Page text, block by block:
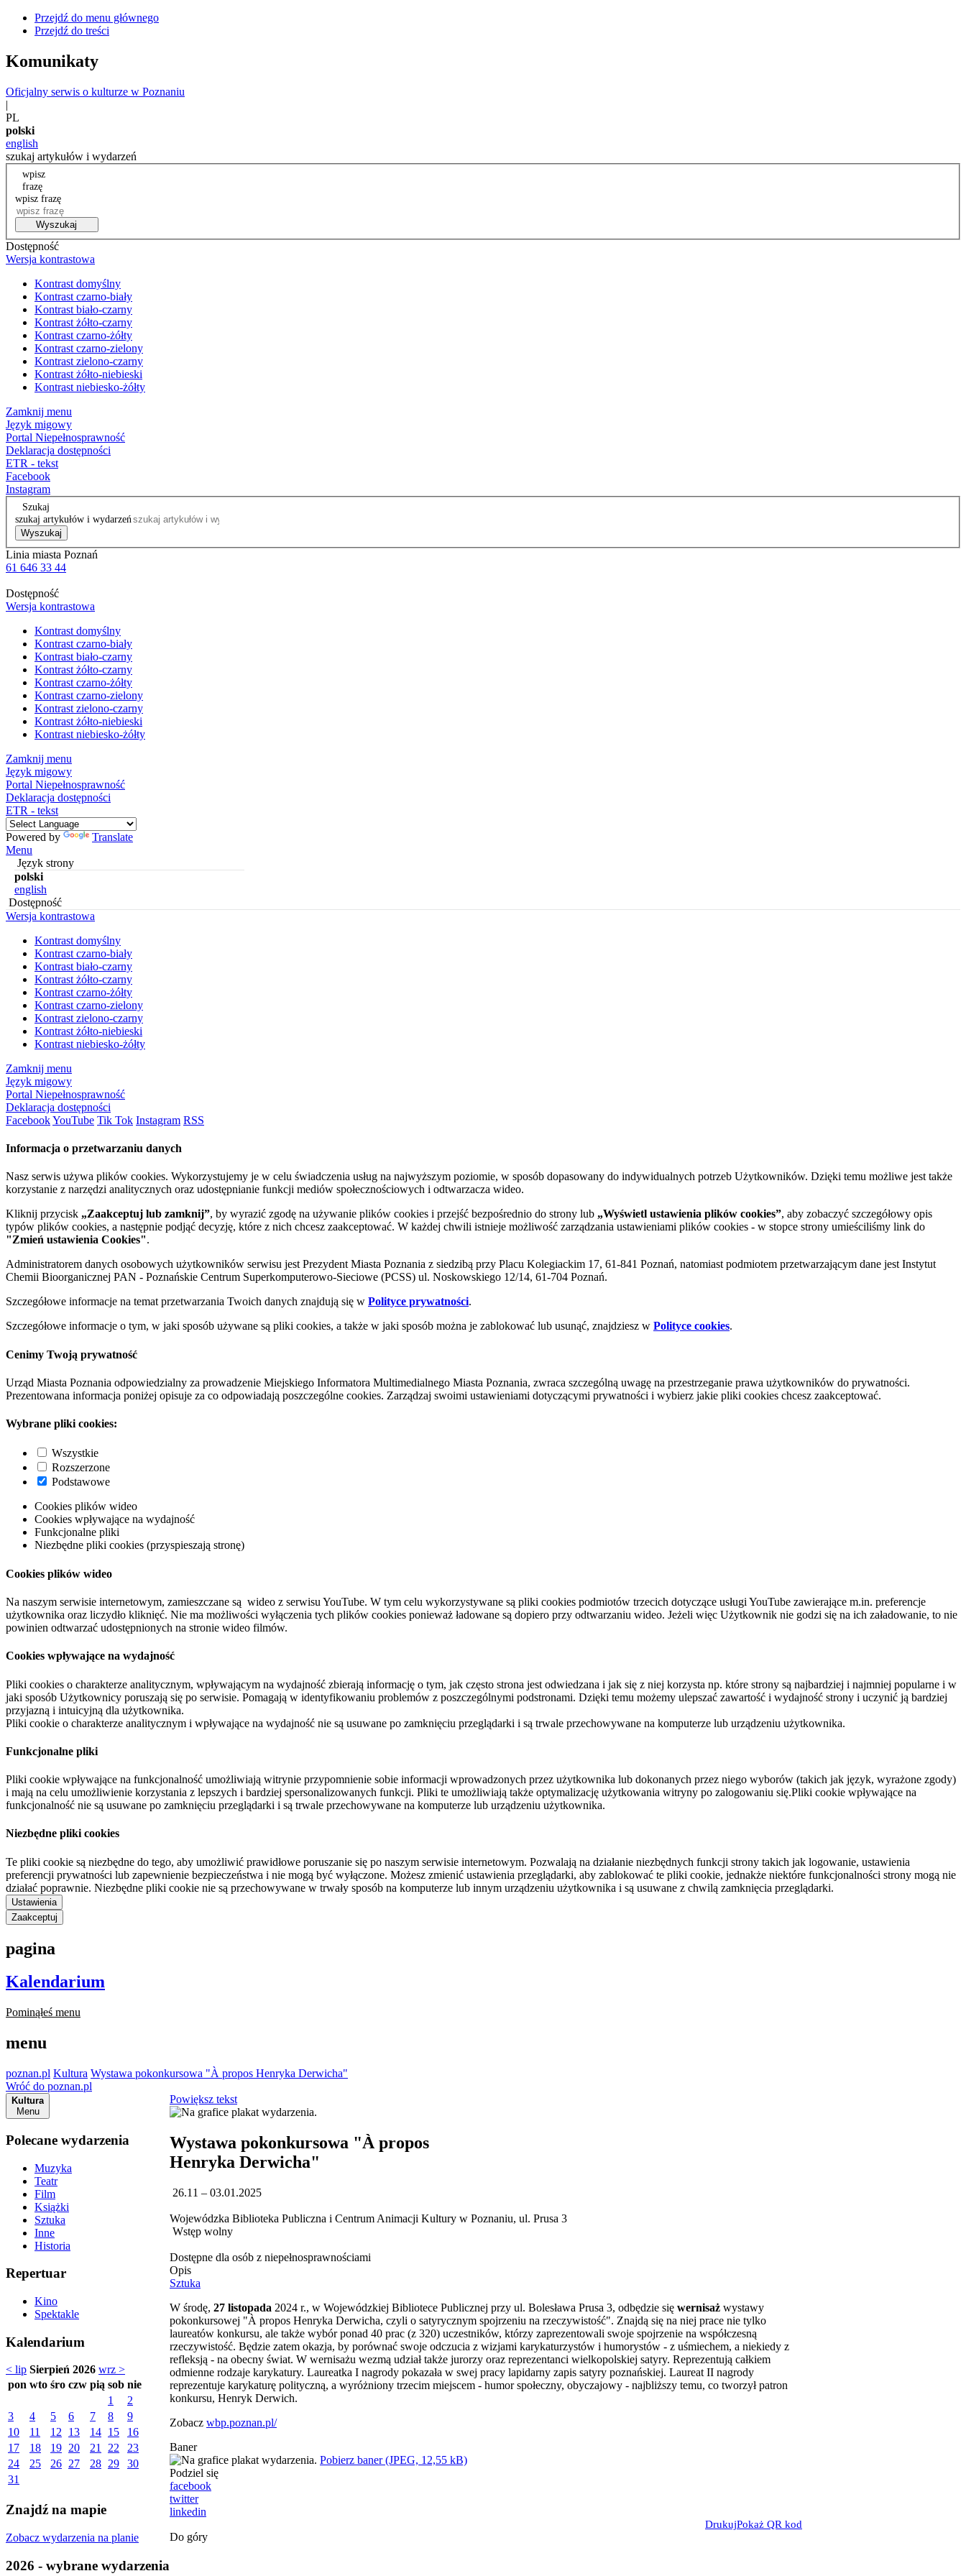
Przejdź do menu głównego
Przejdź do treści
Komunikaty
Oficjalny serwis o kulturze w Poznaniu
|
PL
polski
english
szukaj artykułów i wydarzeń
wpisz
frazę
wpisz frazę
Wyszukaj
Dostępność
Wersja kontrastowa
Kontrast domyślny
Kontrast czarno-biały
Kontrast biało-czarny
Kontrast żółto-czarny
Kontrast czarno-żółty
Kontrast czarno-zielony
Kontrast zielono-czarny
Kontrast żółto-niebieski
Kontrast niebiesko-żółty
Zamknij menu
Język migowy
Portal Niepełnosprawność
Deklaracja dostępności
ETR - tekst
Facebook
Instagram
Szukaj
szukaj artykułów i wydarzeń
Wyszukaj
Linia miasta Poznań
61 646 33 44
Dostępność
Wersja kontrastowa
Kontrast domyślny
Kontrast czarno-biały
Kontrast biało-czarny
Kontrast żółto-czarny
Kontrast czarno-żółty
Kontrast czarno-zielony
Kontrast zielono-czarny
Kontrast żółto-niebieski
Kontrast niebiesko-żółty
Zamknij menu
Język migowy
Portal Niepełnosprawność
Deklaracja dostępności
ETR - tekst
Powered by
Translate
Menu
Język strony
polski
english
Dostępność
Wersja kontrastowa
Kontrast domyślny
Kontrast czarno-biały
Kontrast biało-czarny
Kontrast żółto-czarny
Kontrast czarno-żółty
Kontrast czarno-zielony
Kontrast zielono-czarny
Kontrast żółto-niebieski
Kontrast niebiesko-żółty
Zamknij menu
Język migowy
Portal Niepełnosprawność
Deklaracja dostępności
FacebookYouTube Tik Tok Instagram RSS
Informacja o przetwarzaniu danych
Nasz serwis używa plików cookies. Wykorzystujemy je w celu świadczenia usług na najwyższym poziomie, w sposób dopasowany do indywidualnych potrzeb Użytkowników. Dzięki temu możliwe jest także
korzystanie z narzędzi analitycznych oraz udostępnianie funkcji mediów społecznościowych i odtwarzacza wideo.
Kliknij przycisk „Zaakceptuj lub zamknij”, by wyrazić zgodę na używanie plików cookies i przejść bezpośrednio do strony lub „Wyświetl ustawienia plików cookies”, aby zobaczyć szczegółowy opis
typów plików cookies, a następnie podjąć decyzję, które z nich chcesz zaakceptować. W każdej chwili istnieje możliwość zarządzania ustawieniami plików cookies - w stopce strony umieściliśmy link do
"Zmień ustawienia Cookies".
Administratorem danych osobowych użytkowników serwisu jest Prezydent Miasta Poznania z siedzibą przy Placu Kolegiackim 17, 61-841 Poznań, natomiast podmiotem przetwarzającym dane jest Instytut
Chemii Bioorganicznej PAN - Poznańskie Centrum Superkomputerowo-Sieciowe (PCSS) ul. Noskowskiego 12/14, 61-704 Poznań.
Szczegółowe informacje na temat przetwarzania Twoich danych znajdują się w Polityce prywatności.
Szczegółowe informacje o tym, w jaki sposób używane są pliki cookies, a także w jaki sposób można je zablokować lub usunąć, znajdziesz w Polityce cookies.
Cenimy Twoją prywatność
Urząd Miasta Poznania odpowiedzialny za prowadzenie Miejskiego Informatora Multimedialnego Miasta Poznania, zwraca szczególną uwagę na przestrzeganie prawa użytkowników do prywatności.
Prezentowana informacja poniżej opisuje za co odpowiadają poszczególne cookies. Zarządzaj swoimi ustawieniami dotyczącymi prywatności i wybierz jakie pliki cookies chcesz zaakceptować.
Wybrane pliki cookies:
Wszystkie
Rozszerzone
Podstawowe
Cookies plików wideo
Cookies wpływające na wydajność
Funkcjonalne pliki
Niezbędne pliki cookies (przyspieszają stronę)
Cookies plików wideo
Na naszym serwisie internetowym, zamieszczane są wideo z serwisu YouTube. W tym celu wykorzystywane są pliki cookies podmiotów trzecich dotyczące usługi YouTube zawierające m.in. preferencje
użytkownika oraz liczydło kliknięć. Nie ma możliwości wyłączenia tych plików cookies ponieważ ładowane są dopiero przy odtwarzaniu wideo. Jeżeli więc Użytkownik nie godzi się na ich załadowanie, to nie
powinien odtwarzać udostępnionych na stronie wideo filmów.
Cookies wpływające na wydajność
Pliki cookies o charakterze analitycznym, wpływającym na wydajność zbierają informację o tym, jak często strona jest odwiedzana i jak się z niej korzysta np. które strony są najbardziej i najmniej popularne i w
jaki sposób Użytkownicy poruszają się po serwisie. Pomagają w identyfikowaniu problemów z poszczególnymi podstronami. Dzięki temu możemy ulepszać zawartość i wydajność strony i uczynić ją bardziej
przyjazną i intuicyjną dla użytkownika.
Pliki cookie o charakterze analitycznym i wpływające na wydajność nie są usuwane po zamknięciu przeglądarki i są trwale przechowywane na komputerze lub urządzeniu użytkownika.
Funkcjonalne pliki
Pliki cookie wpływające na funkcjonalność umożliwiają witrynie przypomnienie sobie informacji wprowadzonych przez użytkownika lub dokonanych przez niego wyborów (takich jak język, wyrażone zgody)
i mają na celu umożliwienie korzystania z lepszych i bardziej spersonalizowanych funkcji. Pliki te umożliwiają także optymalizację użytkowania witryny po zalogowaniu się.Pliki cookie wpływające na
funkcjonalność nie są usuwane po zamknięciu przeglądarki i są trwale przechowywane na komputerze lub urządzeniu użytkownika.
Niezbędne pliki cookies
Te pliki cookie są niezbędne do tego, aby umożliwić prawidłowe poruszanie się po naszym serwisie internetowym. Pozwalają na działanie niezbędnych funkcji strony takich jak logowanie, ustawienia
preferencji prywatności lub zapewnienie bezpieczeństwa i nie mogą być wyłączone. Możesz zmienić ustawienia przeglądarki, aby zablokować te pliki cookie, jednakże niektóre funkcjonalności strony mogą nie
działać poprawnie. Niezbędne pliki cookie nie są przechowywane w trwały sposób na komputerze lub innym urządzeniu użytkownika i są usuwane z chwilą zamknięcia przeglądarki.
Ustawienia
Zaakceptuj
pagina
Kalendarium
Pominąłeś menu
menu
poznan.pl Kultura Wystawa pokonkursowa "À propos Henryka Derwicha"
Wróć do poznan.pl
Kultura
Menu
Polecane wydarzenia
Muzyka
Teatr
Film
Książki
Sztuka
Inne
Historia
Repertuar
Kino
Spektakle
Kalendarium
< lip Sierpień 2026 wrz >
pon wto śro czw pią sob nie
1
2
3
4 5 6 7 8
9
10
11 12 13 14 15
16
17
18 19 20 21 22
23
24
25 26 27 28 29
30
31
Znajdź na mapie
Zobacz wydarzenia na planie
2026 - wybrane wydarzenia
Powiększ tekst
Wystawa pokonkursowa "À propos
Henryka Derwicha"
26.11 – 03.01.2025
Wojewódzka Biblioteka Publiczna i Centrum Animacji Kultury w Poznaniu, ul. Prusa 3
Wstęp wolny
Dostępne dla osób z niepełnosprawnościami
Opis
Sztuka
W środę, 27 listopada 2024 r., w Wojewódzkiej Bibliotece Publicznej przy ul. Bolesława Prusa 3, odbędzie się wernisaż wystawy
pokonkursowej "À propos Henryka Derwicha, czyli o satyrycznym spojrzeniu na rzeczywistość". Znajdą się na niej prace nie tylko
laureatów konkursu, ale także wybór ponad 40 prac (z 320) uczestników, którzy zaprezentowali swoje spojrzenie na współczesną
rzeczywistość. Będzie zatem okazja, by porównać swoje odczucia z wizjami karykaturzystów i humorystów - z uśmiechem, a niekiedy z
refleksją - na obecny świat. W wernisażu wezmą udział także jurorzy oraz reprezentanci wielkopolskiej satyry. Reprezentują całkiem
odmienne rodzaje karykatury. Laureatka I nagrody pokazała w swej pracy lapidarny zapis satyry poznańskiej. Laureat II nagrody
reprezentuje karykaturę polityczną, a wyróżniony trzecim miejscem - humor społeczny, obyczajowy - najbliższy temu, co tworzył patron
konkursu, Henryk Derwich.
Zobacz wbp.poznan.pl/
Baner
Pobierz baner (JPEG, 12,55 kB)
Podziel się
facebook
twitter
linkedin
DrukujPokaż QR kod
Do góry